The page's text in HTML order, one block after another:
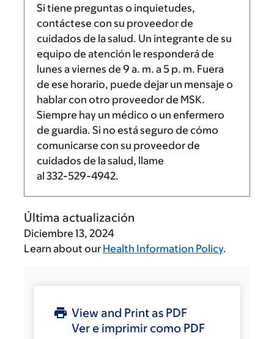
Si tiene preguntas o inquietudes,
contáctese con su proveedor de
cuidados de la salud. Un integrante de su
equipo de atención le responderá de
lunes a viernes de 9 a. m. a5 p. m. Fuera
de ese horario, puede dejar un mensaje o
hablar con otro proveedor de MSK.
Siempre hay un médico o un enfermero
de guardia. Si no está seguro de cómo
comunicarse con su proveedor de
cuidados de la salud, llame
al 332-529-4942.
Última actualización
Diciembre 13, 2024
Learn about our Health Information Policy.
View and Print as PDF
Ver e imprimir como PDF